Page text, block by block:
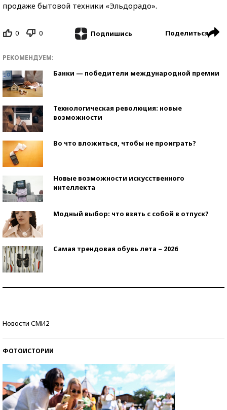
продаже бытовой техники «Эльдорадо».
0 0 Подпишись Поделиться
РЕКОМЕНДУЕМ:
Банки — победители международной премии
Технологическая революция: новые
возможности
Во что вложиться, чтобы не проиграть?
Новые возможности искусственного
интеллекта
Модный выбор: что взять с собой в отпуск?
Самая трендовая обувь лета – 2026
Новости СМИ2
ФОТОИСТОРИИ